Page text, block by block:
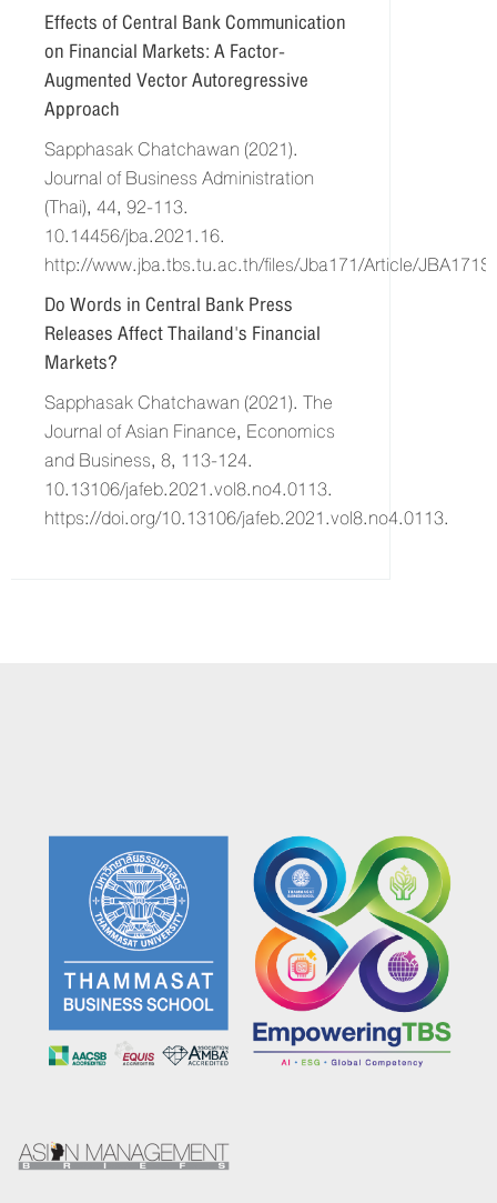
Effects of Central Bank Communication
on Financial Markets: A Factor-
Augmented Vector Autoregressive
Approach
Sapphasak Chatchawan (2021).
Journal of Business Administration
(Thai), 44, 92-113.
10.14456/jba.2021.16.
http://www.jba.tbs.tu.ac.th/files/Jba171/Article/
Do Words in Central Bank Press
Releases Affect Thailand's Financial
Markets?
Sapphasak Chatchawan (2021). The
Journal of Asian Finance, Economics
and Business, 8, 113-124.
10.13106/jafeb.2021.vol8.no4.0113.
https://doi.org/10.13106/jafeb.2021.vol8.no4.0113.